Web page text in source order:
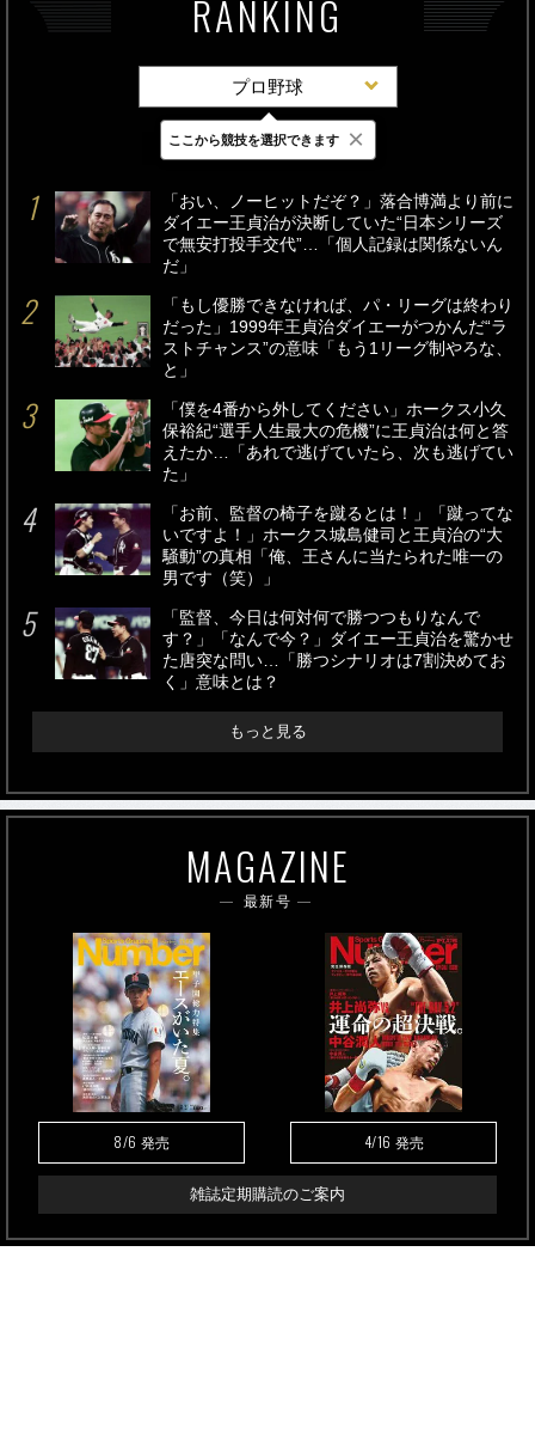
RANKING
プロ野球
最新 24時間 週間
「おい、ノーヒットだぞ？」落合博満より前に
ダイエー王貞治が決断していた“日本シリーズ
で無安打投手交代”…「個人記録は関係ないん
だ」
「もし優勝できなければ、パ・リーグは終わり
だった」1999年王貞治ダイエーがつかんだ“ラ
ストチャンス”の意味「もう1リーグ制やろな、
と」
「僕を4番から外してください」ホークス小久
保裕紀“選手人生最大の危機”に王貞治は何と答
えたか…「あれで逃げていたら、次も逃げてい
た」
「お前、監督の椅子を蹴るとは！」「蹴ってな
いですよ！」ホークス城島健司と王貞治の“大
騒動”の真相「俺、王さんに当たられた唯一の
男です（笑）」
「監督、今日は何対何で勝つつもりなんで
す？」「なんで今？」ダイエー王貞治を驚かせ
た唐突な問い…「勝つシナリオは7割決めてお
く」意味とは？
もっと見る
MAGAZINE
最新号
8/6 発売 4/16 発売
雑誌定期購読のご案内
ここから競技を選択できます ×